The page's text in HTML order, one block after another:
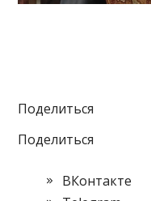
Поделиться
Поделиться
ВКонтакте